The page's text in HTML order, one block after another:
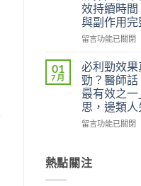
真
實
評
與
效
果
分
析：
從
到
持
鋼
（Kamagra
Oral
完
整
指
南：
西
地
液
態
效持續時
與副作用
在
而
鋼
（Viagra，
西
地
那
不
值
留言功能已關閉
01
7 月
必利勁效
勁？醫師話
最有效之
思，邊類
在
勁
效
留言功能已關閉
熱點關注